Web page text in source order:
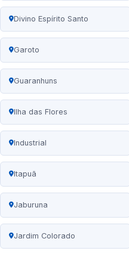
Divino Espírito Santo
Garoto
Guaranhuns
Ilha das Flores
Industrial
Itapuã
Jaburuna
Jardim Colorado